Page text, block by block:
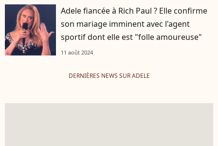
Adele fiancée à Rich Paul ? Elle confirme
son mariage imminent avec l'agent
sportif dont elle est "folle amoureuse"
11 août 2024
DERNIÈRES NEWS SUR ADELE